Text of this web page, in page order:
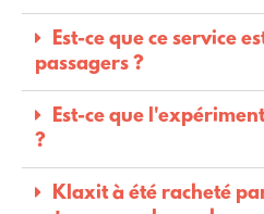
Est-ce que ce service
passagers ?
Est-ce que
?
Klaxit à été racheté